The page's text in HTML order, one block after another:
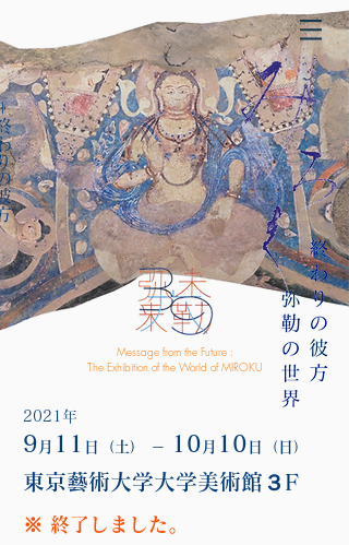
彼方
2021年
9 月 11 日（土） － 10 月 10 日（日）
東京藝術大学大学美術館３F
※ 終了しました。
Message from the Future :
The Exhibition of the World of MIROKU